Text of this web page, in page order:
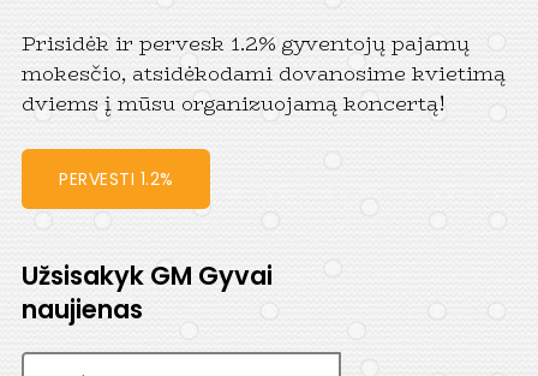
Prisidėk ir pervesk 1.2% gyventojų pajamų
mokesčio, atsidėkodami dovanosime kvietimą
dviems į mūsu organizuojamą koncertą!
PERVESTI 1.2%
Užsisakyk GM Gyvai
naujienas